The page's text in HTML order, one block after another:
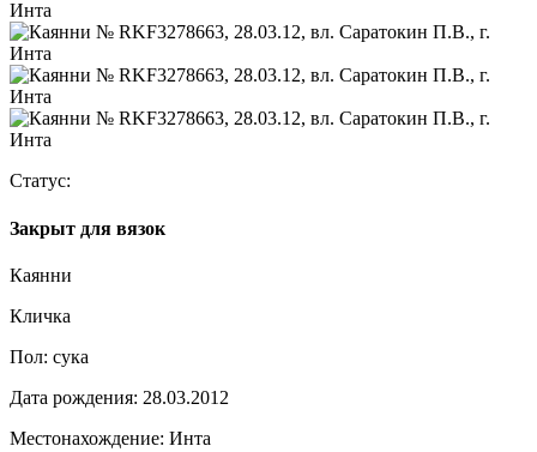
Статус:
Закрыт для вязок
Каянни
Кличка
Пол: сука
Дата рождения: 28.03.2012
Местонахождение: Инта